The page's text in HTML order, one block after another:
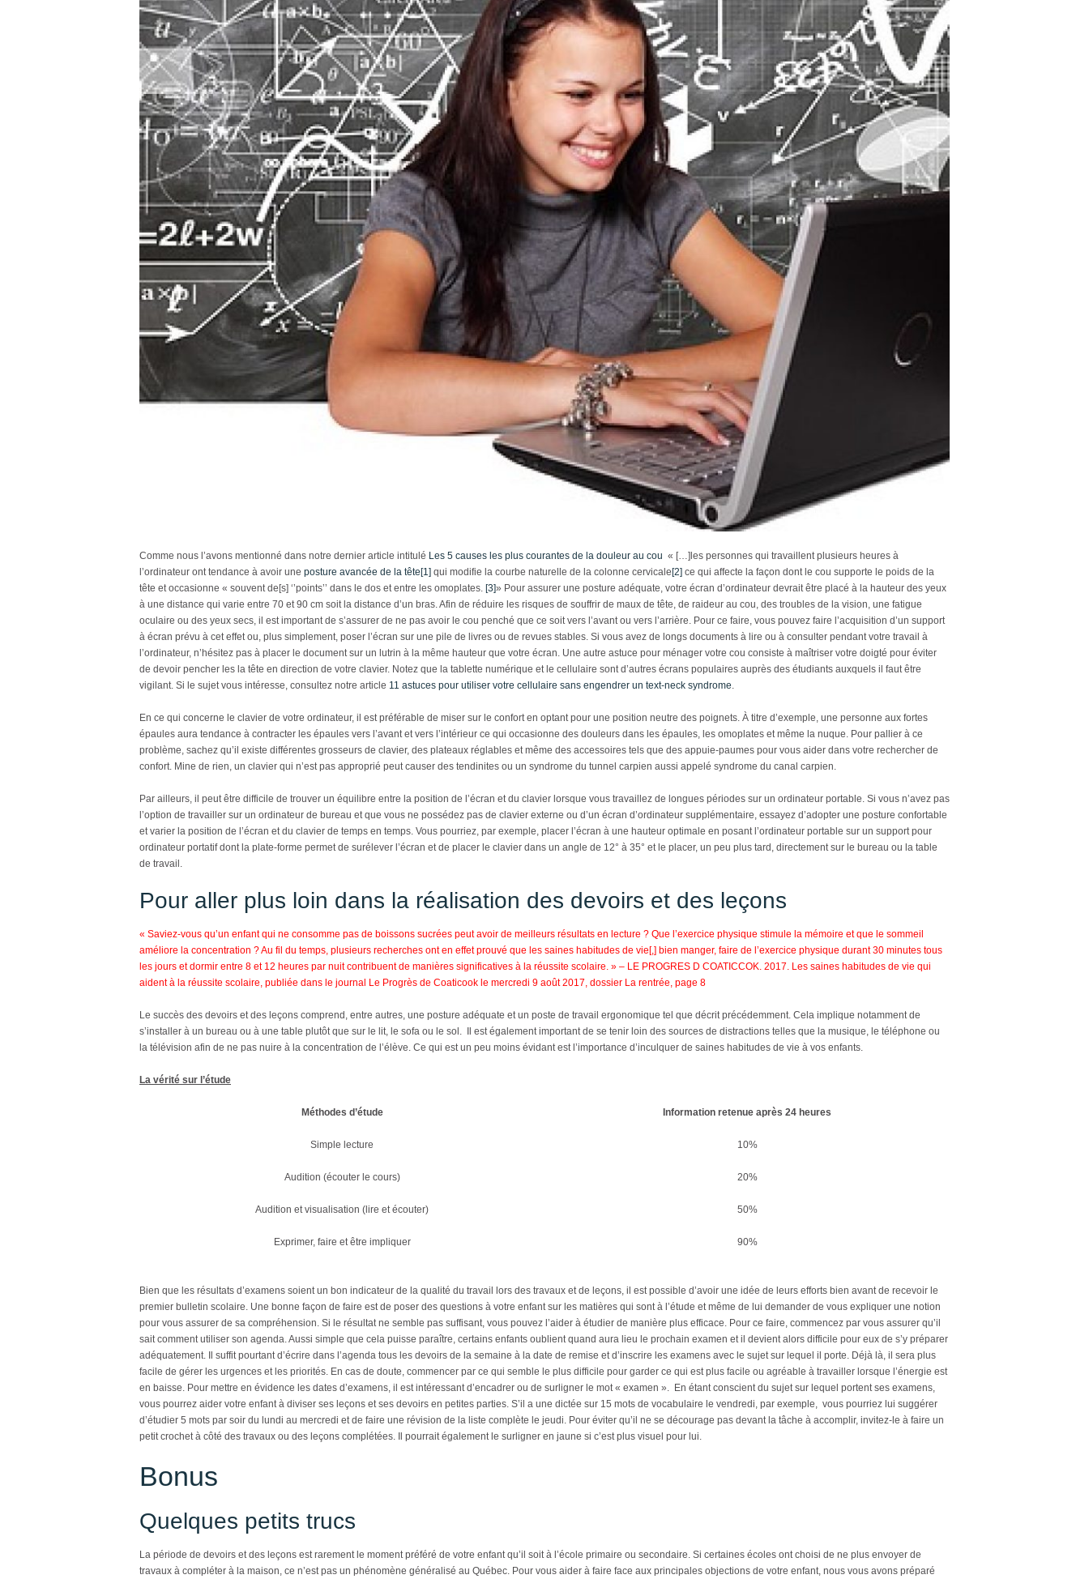
Comme nous l’avons mentionné dans notre dernier article intitulé Les 5 causes les plus courantes de la douleur au cou « […]les personnes qui travaillent plusieurs heures à
l’ordinateur ont tendance à avoir une posture avancée de la tête[1] qui modifie la courbe naturelle de la colonne cervicale[2] ce qui affecte la façon dont le cou supporte le poids de la
tête et occasionne « souvent de[s] ‘’points’’ dans le dos et entre les omoplates. [3]» Pour assurer une posture adéquate, votre écran d’ordinateur devrait être placé à la hauteur des yeux
à une distance qui varie entre 70 et 90 cm soit la distance d’un bras. Afin de réduire les risques de souffrir de maux de tête, de raideur au cou, des troubles de la vision, une fatigue
oculaire ou des yeux secs, il est important de s’assurer de ne pas avoir le cou penché que ce soit vers l’avant ou vers l’arrière. Pour ce faire, vous pouvez faire l’acquisition d’un support
à écran prévu à cet effet ou, plus simplement, poser l’écran sur une pile de livres ou de revues stables. Si vous avez de longs documents à lire ou à consulter pendant votre travail à
l’ordinateur, n’hésitez pas à placer le document sur un lutrin à la même hauteur que votre écran. Une autre astuce pour ménager votre cou consiste à maîtriser votre doigté pour éviter
de devoir pencher les la tête en direction de votre clavier. Notez que la tablette numérique et le cellulaire sont d’autres écrans populaires auprès des étudiants auxquels il faut être
vigilant. Si le sujet vous intéresse, consultez notre article 11 astuces pour utiliser votre cellulaire sans engendrer un text-neck syndrome
En ce qui concerne le clavier de votre ordinateur, il est préférable de miser sur le confort en optant pour une position neutre des poignets. À titre d’exemple, une personne aux fortes
épaules aura tendance à contracter les épaules vers l’avant et vers l’intérieur ce qui occasionne des douleurs dans les épaules, les omoplates et même la nuque. Pour pallier à ce
problème, sachez qu’il existe différentes grosseurs de clavier, des plateaux réglables et même des accessoires tels que des appuie-paumes pour vous aider dans votre rechercher de
confort. Mine de rien, un clavier qui n’est pas approprié peut causer des tendinites ou un syndrome du tunnel carpien aussi appelé syndrome du canal carpien.
Par ailleurs, il peut être difficile de trouver un équilibre entre la position de l’écran et du clavier lorsque vous travaillez de longues périodes sur un ordinateur portable. Si vous n’avez pas
l’option de travailler sur un ordinateur de bureau et que vous ne possédez pas de clavier externe ou d’un écran d’ordinateur supplémentaire, essayez d’adopter une posture confortable
et varier la position de l’écran et du clavier de temps en temps. Vous pourriez, par exemple, placer l’écran à une hauteur optimale en posant l’ordinateur portable sur un support pour
ordinateur portatif dont la plate-forme permet de surélever l’écran et de placer le clavier dans un angle de 12° à 35° et le placer, un peu plus tard, directement sur le bureau ou la table
de travail.
Pour aller plus loin dans la réalisation des devoirs et des leçons
« Saviez-vous qu’un enfant qui ne consomme pas de boissons sucrées peut avoir de meilleurs résultats en lecture ? Que l’exercice physique stimule la mémoire et que le sommeil
améliore la concentration ? Au fil du temps, plusieurs recherches ont en effet prouvé que les saines habitudes de vie[,] bien manger, faire de l’exercice physique durant 30 minutes tous
les jours et dormir entre 8 et 12 heures par nuit contribuent de manières significatives à la réussite scolaire. » – LE PROGRES D COATICCOK. 2017. Les saines habitudes de vie qui
aident à la réussite scolaire, publiée dans le journal Le Progrès de Coaticook le mercredi 9 août 2017, dossier La rentrée, page 8
Le succès des devoirs et des leçons comprend, entre autres, une posture adéquate et un poste de travail ergonomique tel que décrit précédemment. Cela implique notamment de
s’installer à un bureau ou à une table plutôt que sur le lit, le sofa ou le sol. Il est également important de se tenir loin des sources de distractions telles que la musique, le téléphone ou
la télévision afin de ne pas nuire à la concentration de l’élève. Ce qui est un peu moins évidant est l’importance d’inculquer de saines habitudes de vie à vos enfants.
La vérité sur l’étude
Méthodes d’étude Information retenue après 24 heures
Simple lecture 10%
Audition (écouter le cours) 20%
Audition et visualisation (lire et écouter) 50%
Exprimer, faire et être impliquer 90%
Bien que les résultats d’examens soient un bon indicateur de la qualité du travail lors des travaux et de leçons, il est possible d’avoir une idée de leurs efforts bien avant de recevoir le
premier bulletin scolaire. Une bonne façon de faire est de poser des questions à votre enfant sur les matières qui sont à l’étude et même de lui demander de vous expliquer une notion
pour vous assurer de sa compréhension. Si le résultat ne semble pas suffisant, vous pouvez l’aider à étudier de manière plus efficace. Pour ce faire, commencez par vous assurer qu’il
sait comment utiliser son agenda. Aussi simple que cela puisse paraître, certains enfants oublient quand aura lieu le prochain examen et il devient alors difficile pour eux de s’y préparer
adéquatement. Il suffit pourtant d’écrire dans l’agenda tous les devoirs de la semaine à la date de remise et d’inscrire les examens avec le sujet sur lequel il porte. Déjà là, il sera plus
facile de gérer les urgences et les priorités. En cas de doute, commencer par ce qui semble le plus difficile pour garder ce qui est plus facile ou agréable à travailler lorsque l’énergie est
en baisse. Pour mettre en évidence les dates d’examens, il est intéressant d’encadrer ou de surligner le mot « examen ». En étant conscient du sujet sur lequel portent ses examens,
vous pourrez aider votre enfant à diviser ses leçons et ses devoirs en petites parties. S’il a une dictée sur 15 mots de vocabulaire le vendredi, par exemple, vous pourriez lui suggérer
d’étudier 5 mots par soir du lundi au mercredi et de faire une révision de la liste complète le jeudi. Pour éviter qu’il ne se décourage pas devant la tâche à accomplir, invitez-le à faire un
petit crochet à côté des travaux ou des leçons complétées. Il pourrait également le surligner en jaune si c’est plus visuel pour lui.
Bonus
Quelques petits trucs
La période de devoirs et des leçons est rarement le moment préféré de votre enfant qu’il soit à l’école primaire ou secondaire. Si certaines écoles ont choisi de ne plus envoyer de
travaux à compléter à la maison, ce n’est pas un phénomène généralisé au Québec. Pour vous aider à faire face aux principales objections de votre enfant, nous vous avons préparé